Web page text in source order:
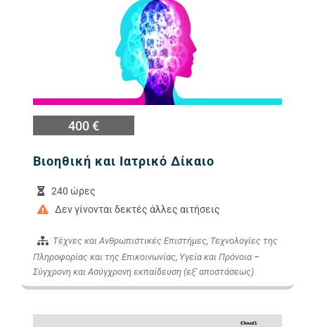
400 €
Βιοηθική και Ιατρικό Δίκαιο
240 ώρες
Δεν γίνονται δεκτές άλλες αιτήσεις
Τέχνες και Ανθρωπιστικές Επιστήμες, Τεχνολογίες της
Πληροφορίας και της Επικοινωνίας, Υγεία και Πρόνοια –
Σύγχρονη και Ασύγχρονη εκπαίδευση (εξ' αποστάσεως)